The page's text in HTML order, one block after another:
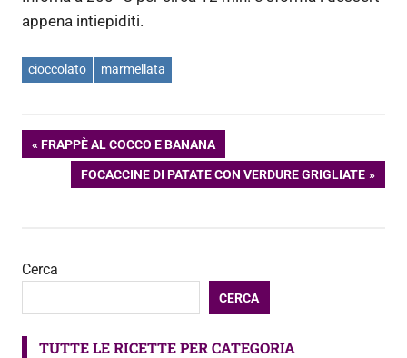
appena intiepiditi.
cioccolato marmellata
Navigazione
articoli
ARTICOLO
PRECEDENTE:
FRAPPÈ AL COCCO E BANANA
ARTICOLO
FOCACCINE DI PATATE CON VERDURE GRIGLIATE
Cerca
CERCA
TUTTE LE RICETTE PER CATEGORIA